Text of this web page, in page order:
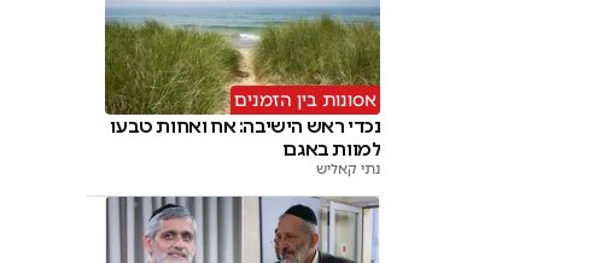
אסונות בין הזמנים
נכדי ראש הישיבה: אח ואחות טבעו
למוות באגם
נתי קאליש